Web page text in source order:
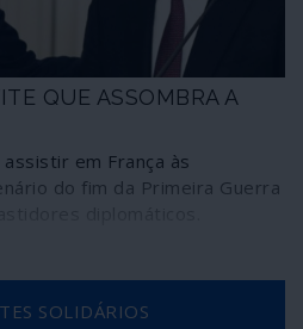
QUE ASSOMBRA A
em França às
do fim da Primeira Guerra
SOLIDÁRIOS